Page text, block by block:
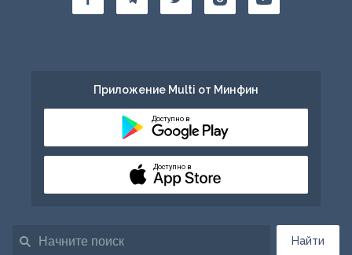
Найти
Приложение Multi от Минфин
Доступно в
Доступно в